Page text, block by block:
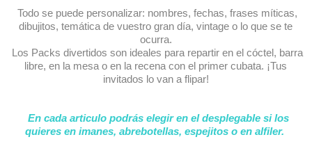
Todo se puede personalizar: nombres, fechas, frases míticas,
dibujitos, temática de vuestro gran día, vintage o lo que se te
ocurra.
Los Packs divertidos son ideales para repartir en el cóctel, barra
libre, en la mesa o en la recena con el primer cubata. ¡Tus
invitados lo van a flipar!
En cada articulo podrás elegir en el desplegable si los
quieres en imanes, abrebotellas, espejitos o en alfiler.